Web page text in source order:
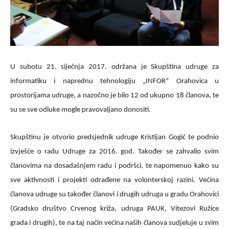
U subotu 21. siječnja 2017. održana je Skupština udruge za
informatiku i naprednu tehnologiju „INFOR“ Orahovica u
prostorijama udruge, a nazočno je bilo 12 od ukupno 18 članova, te
su se sve odluke mogle pravovaljano donositi.
Skupštinu je otvorio predsjednik udruge Kristijan Gogić te podnio
izvješće o radu Udruge za 2016. god. Također se zahvalio svim
članovima na dosadašnjem radu i podršci, te napomenuo kako su
sve aktivnosti i projekti odrađene na volonterskoj razini. Većina
članova udruge su također članovi i drugih udruga u gradu Orahovici
(Gradsko društvo Crvenog križa, udruga PAUK, Vitezovi Ružice
grada i drugih), te na taj način većina naših članova sudjeluje u svim